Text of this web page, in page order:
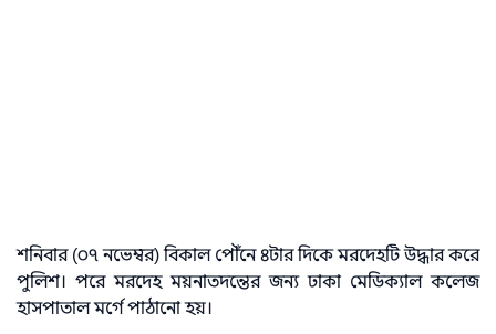
শনিবার (০৭ নভেম্বর) বিকাল পৌঁনে ৪টার দিকে মরদেহটি উদ্ধার করে
পুলিশ। পরে মরদেহ ময়নাতদন্তের জন্য ঢাকা মেডিক্যাল কলেজ
হাসপাতাল মর্গে পাঠানো হয়।